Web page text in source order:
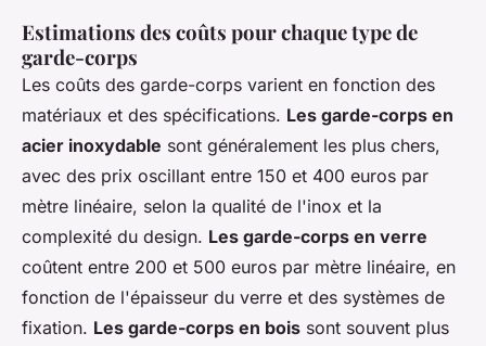
Estimations des coûts pour chaque type de
garde-corps
Les coûts des garde-corps varient en fonction des
matériaux et des spécifications. Les garde-corps en
acier inoxydable sont généralement les plus chers,
avec des prix oscillant entre 150 et 400 euros par
mètre linéaire, selon la qualité de l'inox et la
complexité du design. Les garde-corps en verre
coûtent entre 200 et 500 euros par mètre linéaire, en
fonction de l'épaisseur du verre et des systèmes de
fixation. Les garde-corps en bois sont souvent plus